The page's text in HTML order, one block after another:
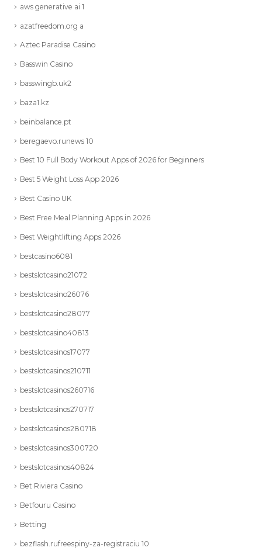
aws generative ai 1
azatfreedom.org a
Aztec Paradise Casino
Basswin Casino
basswingb.uk2
baza1.kz
beinbalance.pt
beregaevo.runews 10
Best 10 Full Body Workout Apps of 2026 for Beginners
Best 5 Weight Loss App 2026
Best Casino UK
Best Free Meal Planning Apps in 2026
Best Weightlifting Apps 2026
bestcasino6081
bestslotcasino21072
bestslotcasino26076
bestslotcasino28077
bestslotcasino40813
bestslotcasinos17077
bestslotcasinos210711
bestslotcasinos260716
bestslotcasinos270717
bestslotcasinos280718
bestslotcasinos300720
bestslotcasinos40824
Bet Riviera Casino
Betfouru Casino
Betting
bezflash.rufreespiny-za-registraciu 10